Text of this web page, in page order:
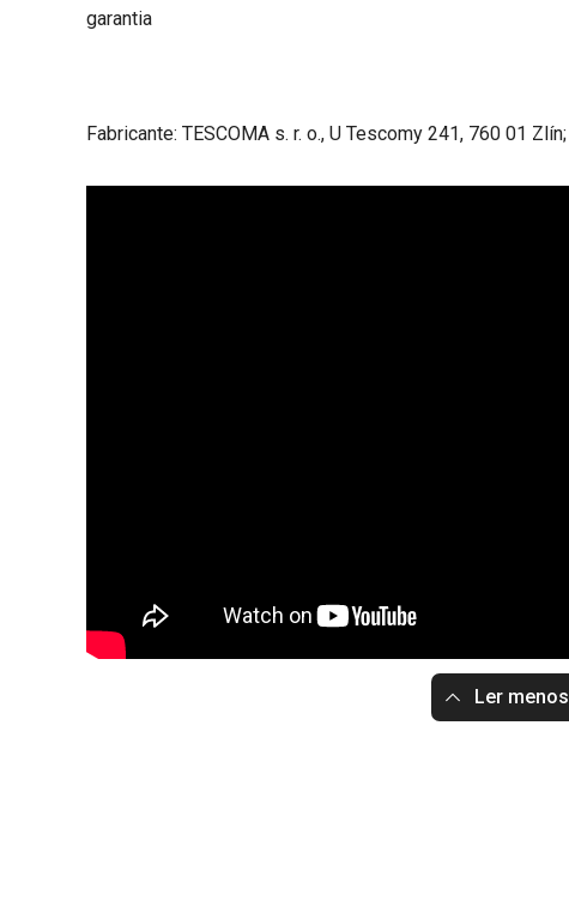
garantia
Fabricante: TESCOMA s. r. o., U Tescomy 241, 760 01 Zlín;
Ler menos